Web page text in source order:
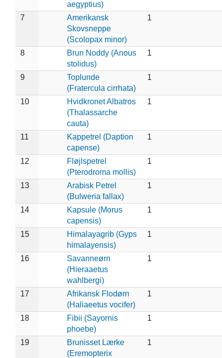
aegyptius)
7
Amerikansk
Skovsneppe
(Scolopax minor)
1
8
Brun Noddy (Anous
stolidus)
1
9
Toplunde
(Fratercula cirrhata)
1
10
Hvidkronet Albatros
(Thalassarche
cauta)
1
11
Kappetrel (Daption
capense)
1
12
Fløjlspetrel
(Pterodroma mollis)
1
13
Arabisk Petrel
(Bulweria fallax)
1
14
Kapsule (Morus
capensis)
1
15
Himalayagrib (Gyps
himalayensis)
1
16
Savanneørn
(Hieraaetus
wahlbergi)
1
17
Afrikansk Flodørn
(Haliaeetus vocifer)
1
18
Fibii (Sayornis
phoebe)
1
19
Brunisset Lærke
(Eremopterix
1